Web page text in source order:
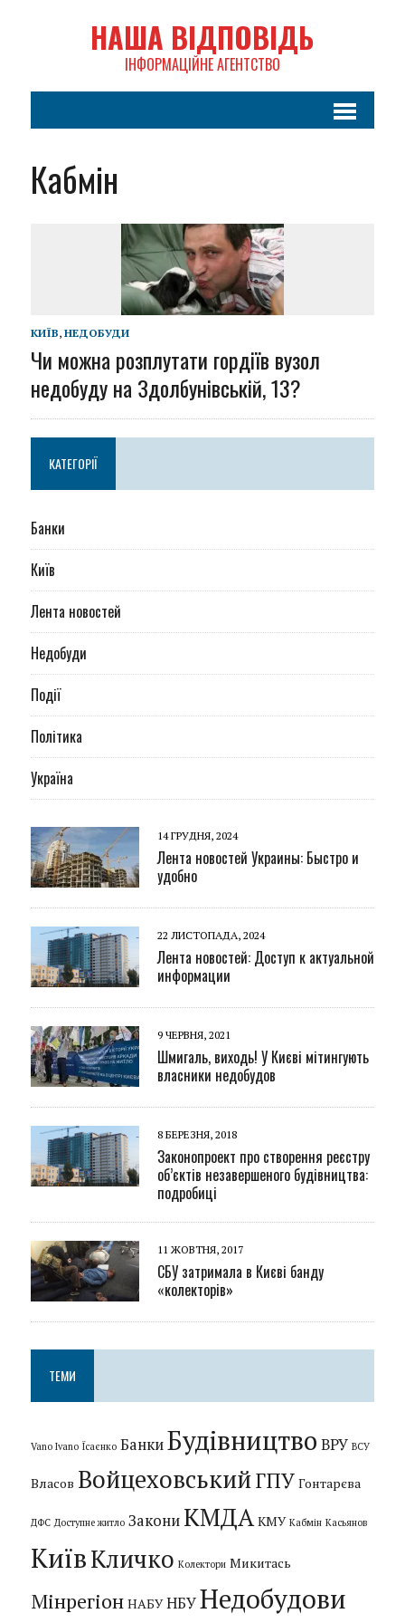
НАША ВІДПОВІДЬ
ІНФОРМАЦІЙНЕ АГЕНТСТВО
Кабмін
КИЇВ, НЕДОБУДИ
Чи можна розплутати гордіїв вузол
недобуду на Здолбунівській, 13?
КАТЕГОРІЇ
Банки
Київ
Лента новостей
Недобуди
Події
Політика
Україна
14 ГРУДНЯ, 2024
Лента новостей Украины: Быстро и
удобно
22 ЛИСТОПАДА, 2024
Лента новостей: Доступ к актуальной
информации
9 ЧЕРВНЯ, 2021
Шмигаль, виходь! У Києві мітингують
власники недобудов
8 БЕРЕЗНЯ, 2018
Законопроект про створення реєстру
об’єктів незавершеного будівництва:
подробиці
11 ЖОВТНЯ, 2017
СБУ затримала в Києві банду
«колекторів»
ТЕМИ
Vano Ivano Їсаєнко Банки Будівництво ВРУ ВСУ
Власов ВойцеховськийГПУ Гонтарєва
ДФС Доступне житло Закони КМДА КМУ Кабмін Касьянов
КиївКличко Колектори Микитась
Мінрегіон НАБУ НБУ Недобудови